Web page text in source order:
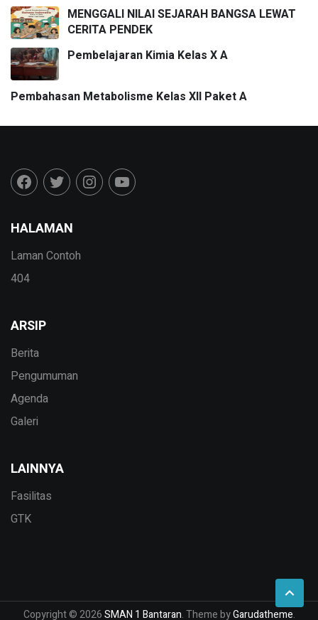
MENGGALI NILAI SEJARAH BANGSA LEWAT
CERITA PENDEK
Pembelajaran Kimia Kelas X A
Pembahasan Metabolisme Kelas XII Paket A
HALAMAN
Laman Contoh
404
ARSIP
Berita
Pengumuman
Agenda
Galeri
LAINNYA
Fasilitas
GTK
Copyright © 2026SMAN 1 Bantaran. Theme byGarudatheme.